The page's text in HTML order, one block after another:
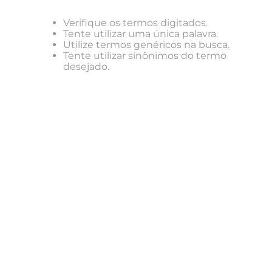
Verifique os termos digitados.
Tente utilizar uma única palavra.
Utilize termos genéricos na busca.
Tente utilizar sinônimos do termo
desejado.